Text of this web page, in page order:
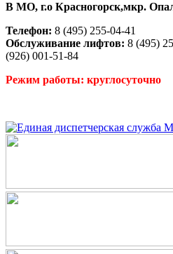
В МО, г.о Красногорск,мкр.
Телефон: 8 (495) 255-04-41
Обслуживание лифтов: 8 (495)
(926) 001-51-84
Режим работы: круглосуточно